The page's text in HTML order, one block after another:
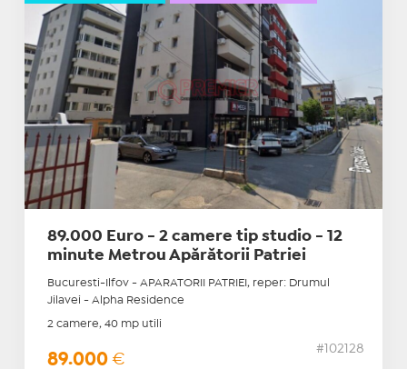
89.000 Euro - 2 camere tip studio - 12
minute Metrou Apărătorii Patriei
Bucuresti-Ilfov - APARATORII PATRIEI, reper: Drumul
Jilavei - Alpha Residence
2 camere, 40 mp utili
89.000 €
#102128